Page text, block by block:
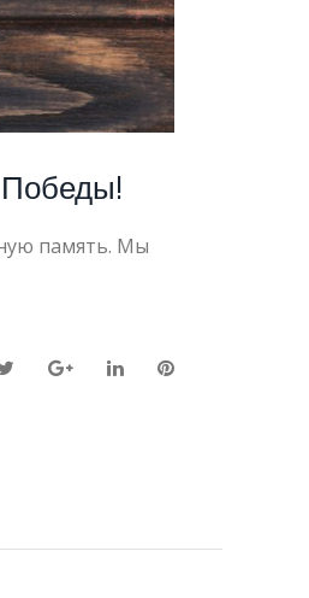
память. Мы
Twitter Google+LinkedIn